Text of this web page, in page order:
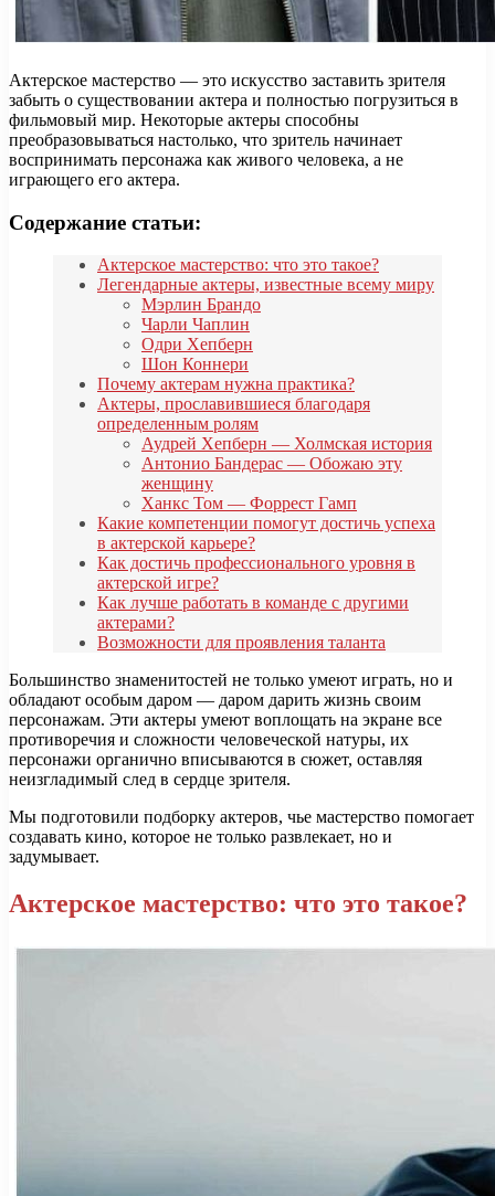
Актерское мастерство — это искусство заставить зрителя
забыть о существовании актера и полностью погрузиться в
фильмовый мир. Некоторые актеры способны
преобразовываться настолько, что зритель начинает
воспринимать персонажа как живого человека, а не
играющего его актера.
Содержание статьи:
Актерское мастерство: что это такое?
Легендарные актеры, известные всему миру
Мэрлин Брандо
Чарли Чаплин
Одри Хепберн
Шон Коннери
Почему актерам нужна практика?
Актеры, прославившиеся благодаря
определенным ролям
Аудрей Хепберн — Холмская история
Антонио Бандерас — Обожаю эту
женщину
Ханкс Том — Форрест Гамп
Какие компетенции помогут достичь успеха
в актерской карьере?
Как достичь профессионального уровня в
актерской игре?
Как лучше работать в команде с другими
актерами?
Возможности для проявления таланта
Большинство знаменитостей не только умеют играть, но и
обладают особым даром — даром дарить жизнь своим
персонажам. Эти актеры умеют воплощать на экране все
противоречия и сложности человеческой натуры, их
персонажи органично вписываются в сюжет, оставляя
неизгладимый след в сердце зрителя.
Мы подготовили подборку актеров, чье мастерство помогает
создавать кино, которое не только развлекает, но и
задумывает.
Актерское мастерство: что это такое?